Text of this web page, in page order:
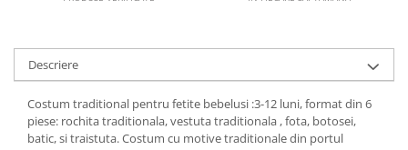
Descriere
Costum traditional pentru fetite bebelusi :3-12 luni, format din 6
piese: rochita traditionala, vestuta traditionala , fota, botosei,
batic, si traistuta. Costum cu motive traditionale din portul